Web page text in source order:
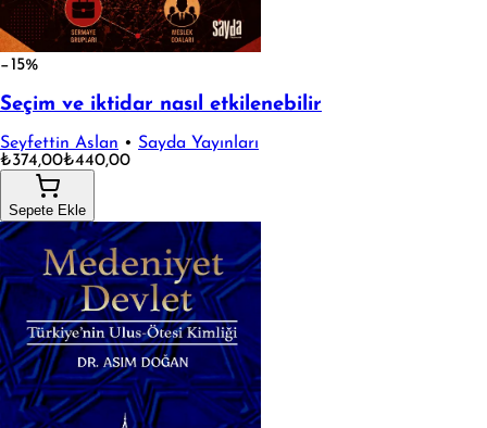
−15%
Seçim ve iktidar nasıl etkilenebilir
Seyfettin Aslan • Sayda Yayınları
₺374,00₺440,00
Sepete Ekle